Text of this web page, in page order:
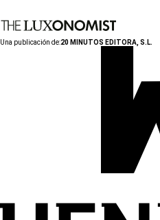
Una publicación de:20 MINUTOS EDITORA, S.L.